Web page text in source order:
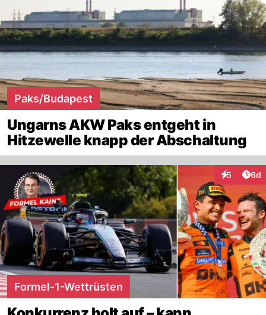
Paks/Budapest
Ungarns AKW Paks entgeht in
Hitzewelle knapp der Abschaltung
5 6d
Formel-1-Wettrüsten